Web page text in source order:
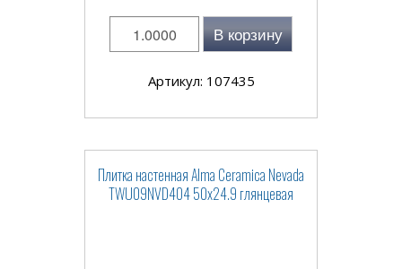
В корзину
Артикул: 107435
Плитка настенная Alma Ceramica Nevada
TWU09NVD404 50x24.9 глянцевая